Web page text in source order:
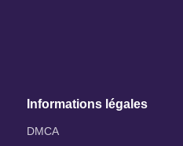
Informations légales
DMCA